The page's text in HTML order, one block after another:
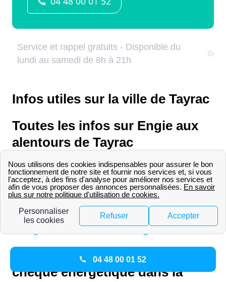
Infos utiles sur la ville de Tayrac
Toutes les infos sur Engie aux
alentours de Tayrac
Pour consulter les services et contacts d'Engie
dans les villes proches de Tayrac:
Engie - Rodez
Engie - Millau
À quelle date se fait l’envoi du
chèque énergétique dans la
04 48 00 01 52